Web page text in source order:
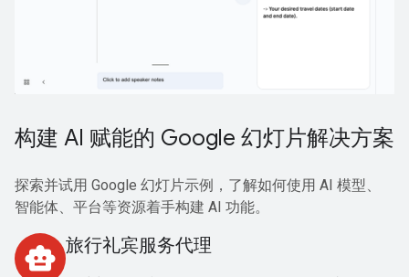
构建 AI 赋能的 Google 幻灯片解决方案
探索并试用 Google 幻灯片示例，了解如何使用 AI 模型、
智能体、平台等资源着手构建 AI 功能。
smart_toy 旅行礼宾服务代理